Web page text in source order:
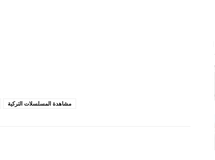
مشاهدة المسلسلات التركية